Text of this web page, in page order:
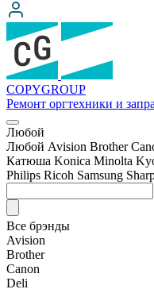
COPYGROUP
Ремонт оргтехники и
Любой
Любой Avision Brother
Катюша Konica Minolta
Philips Ricoh Samsung
Все брэнды
Avision
Brother
Canon
Deli